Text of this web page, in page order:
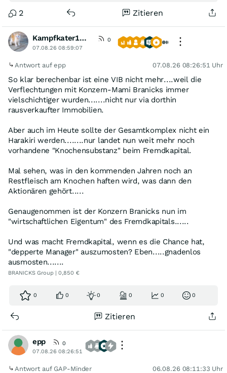
2 Zitieren
Kampfkater1969
0
07.08.26 08:59:07
Antwort auf epp 07.08.26 08:26:51 Uhr
So klar berechenbar ist eine VIB nicht mehr....weil die
Verflechtungen mit Konzern-Mami Branicks immer
vielschichtiger wurden.......nicht nur via dorthin
rausverkaufter Immobilien.
Aber auch im Heute sollte der Gesamtkomplex nicht ein
Harakiri werden........nur landet nun weit mehr noch
vorhandene "Knochensubstanz" beim Fremdkapital.
Mal sehen, was in den kommenden Jahren noch an
Restfleisch am Knochen haften wird, was dann den
Aktionären gehört.....
Genaugenommen ist der Konzern Branicks nun im
"wirtschaftlichen Eigentum" des Fremdkapitals......
Und was macht Fremdkapital, wenn es die Chance hat,
"depperte Manager" auszumosten? Eben.....gnadenlos
ausmosten.......
BRANICKS Group | 0,850 €
0 0 0 0 0 0
Zitieren
epp
0
07.08.26 08:26:51
Antwort auf GAP-Minder 06.08.26 08:11:33 Uhr